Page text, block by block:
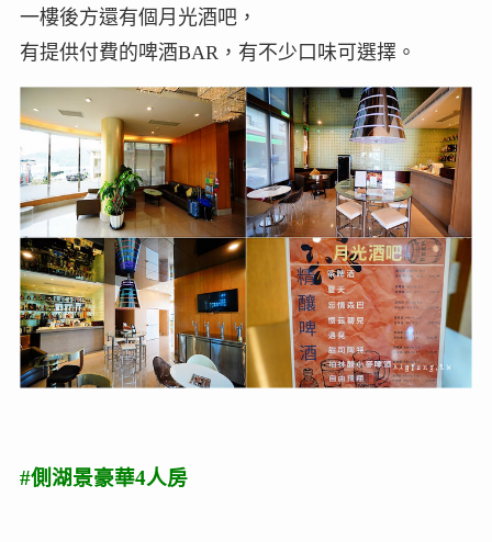
一樓後方還有個月光酒吧，
有提供付費的啤酒BAR，有不少口味可選擇。
#側湖景豪華4人房